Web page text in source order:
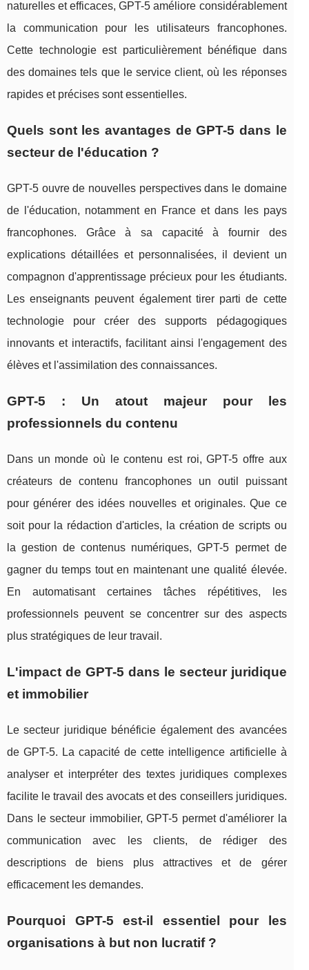
naturelles et efficaces, GPT-5 améliore considérablement
la communication pour les utilisateurs francophones.
Cette technologie est particulièrement bénéfique dans
des domaines tels que le service client, où les réponses
rapides et précises sont essentielles.
Quels sont les avantages de GPT-5 dans le
secteur de l'éducation ?
GPT-5 ouvre de nouvelles perspectives dans le domaine
de l'éducation, notamment en France et dans les pays
francophones. Grâce à sa capacité à fournir des
explications détaillées et personnalisées, il devient un
compagnon d'apprentissage précieux pour les étudiants.
Les enseignants peuvent également tirer parti de cette
technologie pour créer des supports pédagogiques
innovants et interactifs, facilitant ainsi l'engagement des
élèves et l'assimilation des connaissances.
GPT-5 : Un atout majeur pour les
professionnels du contenu
Dans un monde où le contenu est roi, GPT-5 offre aux
créateurs de contenu francophones un outil puissant
pour générer des idées nouvelles et originales. Que ce
soit pour la rédaction d'articles, la création de scripts ou
la gestion de contenus numériques, GPT-5 permet de
gagner du temps tout en maintenant une qualité élevée.
En automatisant certaines tâches répétitives, les
professionnels peuvent se concentrer sur des aspects
plus stratégiques de leur travail.
L'impact de GPT-5 dans le secteur juridique
et immobilier
Le secteur juridique bénéficie également des avancées
de GPT-5. La capacité de cette intelligence artificielle à
analyser et interpréter des textes juridiques complexes
facilite le travail des avocats et des conseillers juridiques.
Dans le secteur immobilier, GPT-5 permet d'améliorer la
communication avec les clients, de rédiger des
descriptions de biens plus attractives et de gérer
efficacement les demandes.
Pourquoi GPT-5 est-il essentiel pour les
organisations à but non lucratif ?